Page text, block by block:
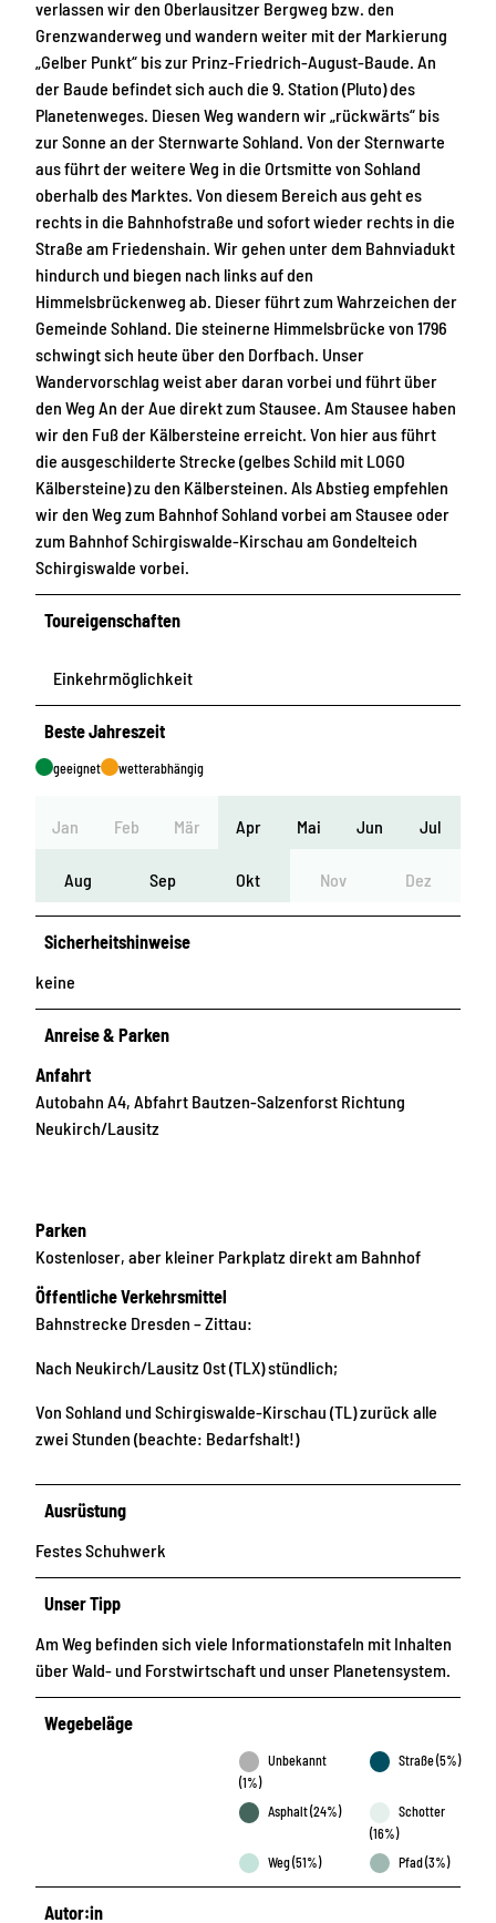
verlassen wir den Oberlausitzer Bergweg bzw. den
Grenzwanderweg und wandern weiter mit der Markierung
„Gelber Punkt“ bis zur Prinz-Friedrich-August-Baude. An
der Baude befindet sich auch die 9. Station (Pluto) des
Planetenweges. Diesen Weg wandern wir „rückwärts“ bis
zur Sonne an der Sternwarte Sohland. Von der Sternwarte
aus führt der weitere Weg in die Ortsmitte von Sohland
oberhalb des Marktes. Von diesem Bereich aus geht es
rechts in die Bahnhofstraße und sofort wieder rechts in die
Straße am Friedenshain. Wir gehen unter dem Bahnviadukt
hindurch und biegen nach links auf den
Himmelsbrückenweg ab. Dieser führt zum Wahrzeichen der
Gemeinde Sohland. Die steinerne Himmelsbrücke von 1796
schwingt sich heute über den Dorfbach. Unser
Wandervorschlag weist aber daran vorbei und führt über
den Weg An der Aue direkt zum Stausee. Am Stausee haben
wir den Fuß der Kälbersteine erreicht. Von hier aus führt
die ausgeschilderte Strecke (gelbes Schild mit LOGO
Kälbersteine) zu den Kälbersteinen. Als Abstieg empfehlen
wir den Weg zum Bahnhof Sohland vorbei am Stausee oder
zum Bahnhof Schirgiswalde-Kirschau am Gondelteich
Schirgiswalde vorbei.
Toureigenschaften
Einkehrmöglichkeit
Beste Jahreszeit
geeignet wetterabhängig
Jan Feb Mär Apr Mai Jun Jul
Aug Sep Okt Nov Dez
Sicherheitshinweise
keine
Anreise & Parken
Anfahrt
Autobahn A4, Abfahrt Bautzen-Salzenforst Richtung
Neukirch/Lausitz
Parken
Kostenloser, aber kleiner Parkplatz direkt am Bahnhof
Öffentliche Verkehrsmittel
Bahnstrecke Dresden – Zittau:
Nach Neukirch/Lausitz Ost (TLX) stündlich;
Von Sohland und Schirgiswalde-Kirschau (TL) zurück alle
zwei Stunden (beachte: Bedarfshalt!)
Ausrüstung
Festes Schuhwerk
Unser Tipp
Am Weg befinden sich viele Informationstafeln mit Inhalten
über Wald- und Forstwirtschaft und unser Planetensystem.
Wegebeläge
Unbekannt
(1%)
Straße (5%)
Asphalt (24%)
Schotter
(16%)
Weg (51%)
Pfad (3%)
Autor:in